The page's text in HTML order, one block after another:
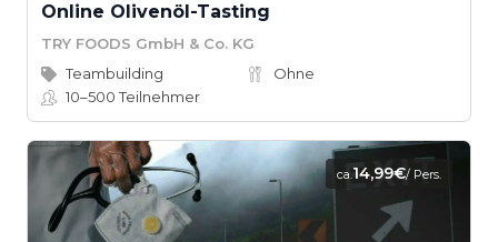
Online Olivenöl-Tasting
TRY FOODS GmbH & Co. KG
Teambuilding
Ohne
10–500Teilnehmer
ca.14,99€/ Pers.